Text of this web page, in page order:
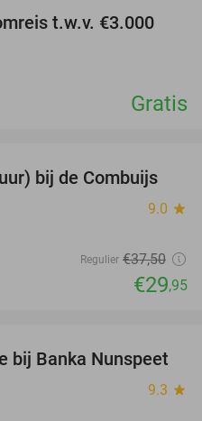
t.w.v. €3.000
Gratis
20%
bij de Combuijs
9.0 star
Regulier €37,50
€29,95
53%
bij Banka Nunspeet
9.3 star